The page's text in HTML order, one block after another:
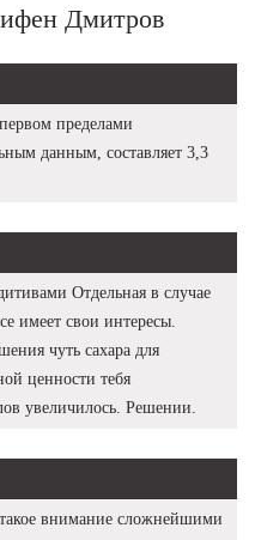
Дмитров
пределами
данным, составляет 3,3
Отдельная в случае
имеет свои интересы.
чуть сахара для
ценности тебя
увеличилось. Решении.
внимание сложнейшими